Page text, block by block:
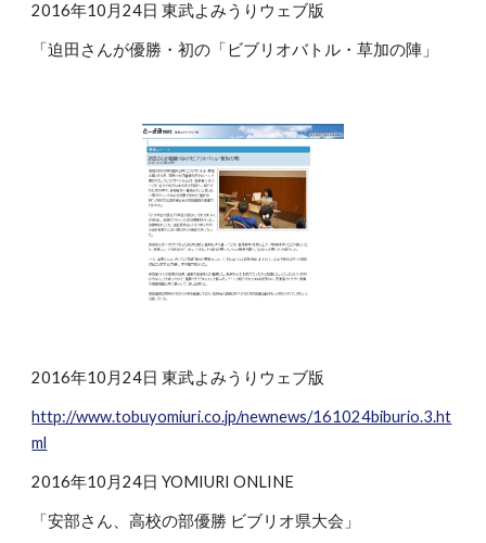
2016年10月24日 東武よみうりウェブ版
「迫田さんが優勝・初の「ビブリオバトル・草加の陣」
2016年10月24日 東武よみうりウェブ版
http://www.tobuyomiuri.co.jp/newnews/161024biburio.3.ht
ml
2016年10月24日 YOMIURI ONLINE
「安部さん、高校の部優勝 ビブリオ県大会」